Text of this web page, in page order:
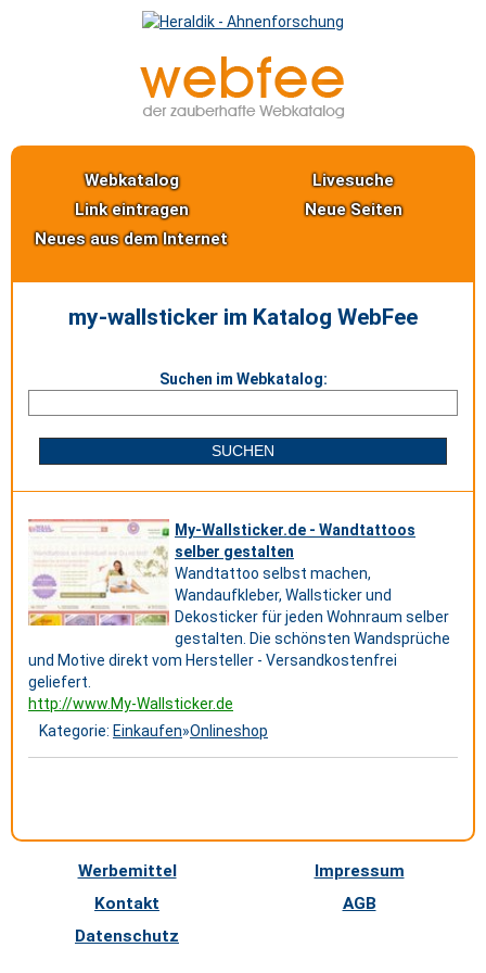
Webkatalog
Livesuche
Link eintragen
Neue Seiten
Neues aus dem Internet
my-wallsticker im Katalog WebFee
Suchen im Webkatalog:
My-Wallsticker.de - Wandtattoos
selber gestalten
Wandtattoo selbst machen,
Wandaufkleber, Wallsticker und
Dekosticker für jeden Wohnraum selber
gestalten. Die schönsten Wandsprüche
und Motive direkt vom Hersteller - Versandkostenfrei
geliefert.
http://www.My-Wallsticker.de
Kategorie: Einkaufen»Onlineshop
Werbemittel
Impressum
Kontakt
AGB
Datenschutz